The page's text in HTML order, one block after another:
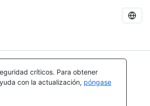
críticos. Para obtener
con la actualización, póngase